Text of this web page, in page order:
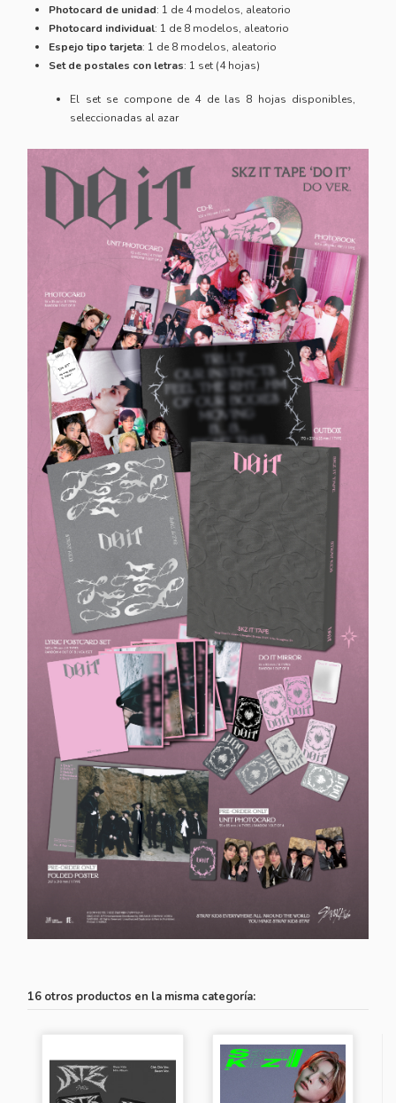
Photocard de unidad: 1 de 4 modelos, aleatorio
Photocard individual: 1 de 8 modelos, aleatorio
Espejo tipo tarjeta: 1 de 8 modelos, aleatorio
Set de postales con letras: 1 set (4 hojas)
El set se compone de 4 de las 8 hojas disponibles,
seleccionadas al azar
16 otros productos en la misma categoría: